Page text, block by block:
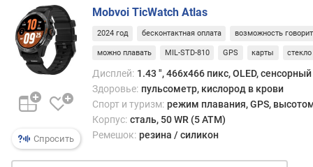
р
я
д
к
а
с
т
о
й
Спросить
Mobvoi TicWatch Atlas
2024 год бесконтактная оплата возможность
можно плавать MIL-STD-810 GPS карты
Дисплей: 1.43 ", 466x466 пикс, OLED, сенсорный
Здоровье: пульсометр, кислород в крови
Спорт и туризм: режим плавания, GPS,
Корпус: сталь, 50 WR (5 ATM)
Ремешок: резина / силикон